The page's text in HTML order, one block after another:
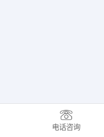
电话咨询